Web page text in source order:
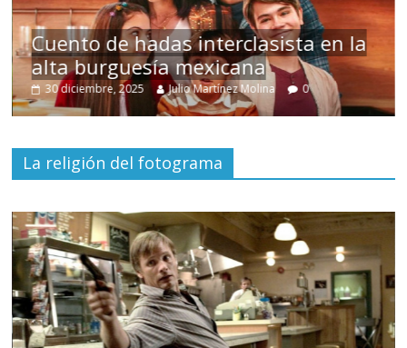
Cuento de hadas interclasista en la
alta burguesía mexicana
30 diciembre, 2025 Julio Martínez Molina 0
La religión del fotograma